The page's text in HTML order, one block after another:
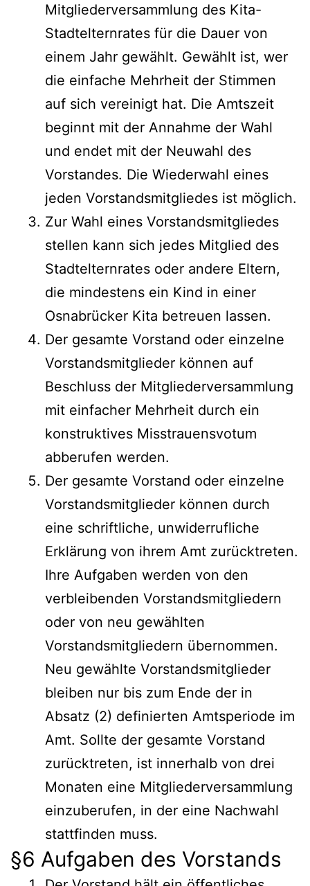
Mitgliederversammlung des Kita-
Stadtelternrates für die Dauer von
einem Jahr gewählt. Gewählt ist, wer
die einfache Mehrheit der Stimmen
auf sich vereinigt hat. Die Amtszeit
beginnt mit der Annahme der Wahl
und endet mit der Neuwahl des
Vorstandes. Die Wiederwahl eines
jeden Vorstandsmitgliedes ist möglich.
Zur Wahl eines Vorstandsmitgliedes
stellen kann sich jedes Mitglied des
Stadtelternrates oder andere Eltern,
die mindestens ein Kind in einer
Osnabrücker Kita betreuen lassen.
Der gesamte Vorstand oder einzelne
Vorstandsmitglieder können auf
Beschluss der Mitgliederversammlung
mit einfacher Mehrheit durch ein
konstruktives Misstrauensvotum
abberufen werden.
Der gesamte Vorstand oder einzelne
Vorstandsmitglieder können durch
eine schriftliche, unwiderrufliche
Erklärung von ihrem Amt zurücktreten.
Ihre Aufgaben werden von den
verbleibenden Vorstandsmitgliedern
oder von neu gewählten
Vorstandsmitgliedern übernommen.
Neu gewählte Vorstandsmitglieder
bleiben nur bis zum Ende der in
Absatz (2) definierten Amtsperiode im
Amt. Sollte der gesamte Vorstand
zurücktreten, ist innerhalb von drei
Monaten eine Mitgliederversammlung
einzuberufen, in der eine Nachwahl
stattfinden muss.
§6 Aufgaben des Vorstands